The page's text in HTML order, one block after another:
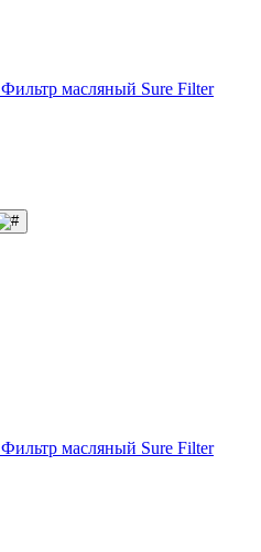
Фильтр масляный Sure Filter
Фильтр масляный Sure Filter